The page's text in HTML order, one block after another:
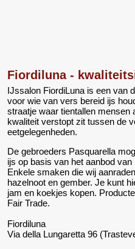
Fiordiluna -
IJssalon FiordiLuna is een van
voor wie van vers bereid ijs
straatje waar tientallen mensen
kwaliteit verstopt zit tussen de
eetgelegenheden.
De gebroeders Pasquarella
ijs op basis van het aanbod
Enkele smaken die wij
hazelnoot en gember. Je kunt
jam en koekjes kopen.
Fair Trade.
Fiordiluna
Via della Lungaretta 96